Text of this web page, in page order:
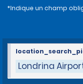
*Indique un champ
Londrina